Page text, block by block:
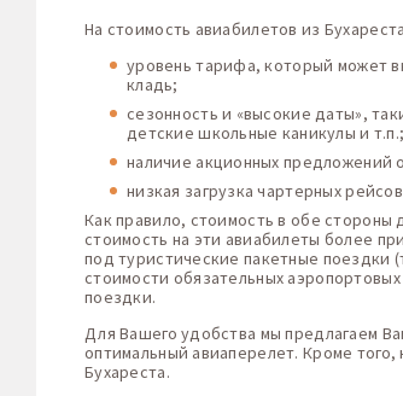
На стоимость авиабилетов из
уровень тарифа, который может
кладь;
сезонность и «высокие даты»,
детские школьные каникулы и т.п.;
наличие акционных предложений
низкая загрузка чартерных
Как правило, стоимость в обе
стоимость на эти авиабилеты более
под туристические пакетные поездки
стоимости обязательных
поездки.
Для Вашего удобства мы предлагаем
оптимальный авиаперелет. Кроме
Бухареста.